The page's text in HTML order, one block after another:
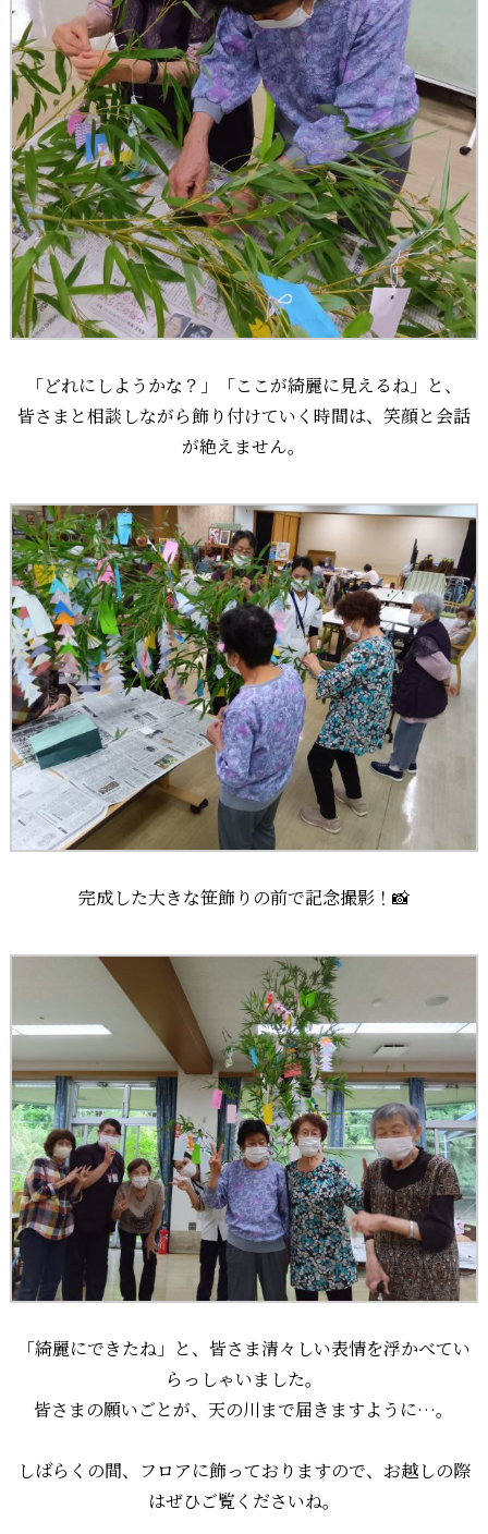
「どれにしようかな？」「ここが綺麗に見えるね」と、
皆さまと相談しながら飾り付けていく時間は、笑顔と会話
が絶えません。
完成した大きな笹飾りの前で記念撮影！📸
「綺麗にできたね」と、皆さま清々しい表情を浮かべてい
らっしゃいました。
皆さまの願いごとが、天の川まで届きますように…。
しばらくの間、フロアに飾っておりますので、お越しの際
はぜひご覧くださいね。